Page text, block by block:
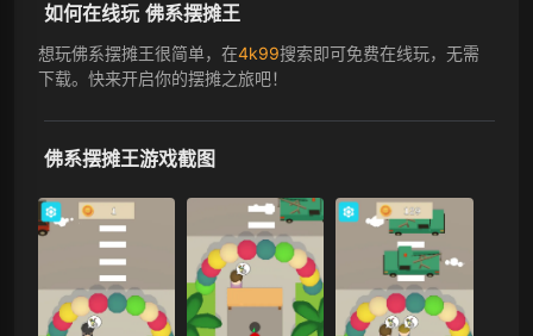
如何在线玩 佛系摆摊王
想玩佛系摆摊王很简单，在4k99搜索即可免费在线玩，无需
下载。快来开启你的摆摊之旅吧！
佛系摆摊王游戏截图